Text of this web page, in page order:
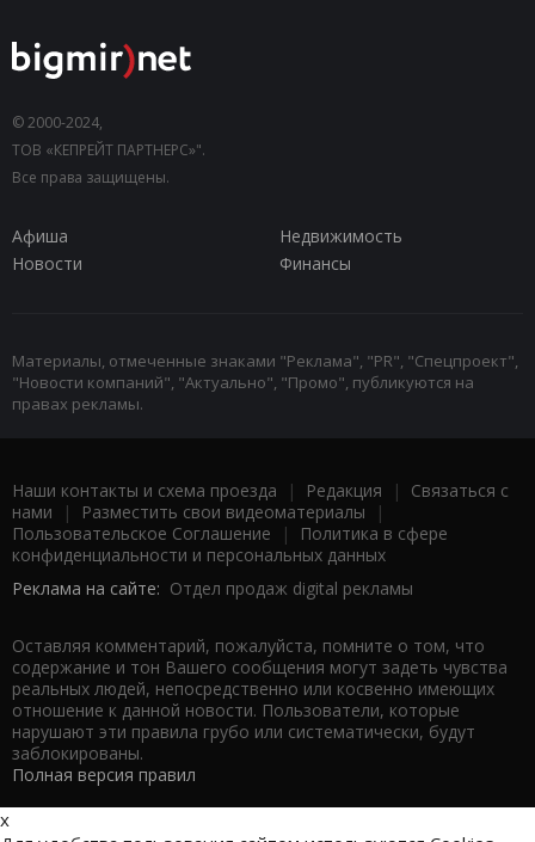
© 2000-2024,
ТОВ «КЕПРЕЙТ ПАРТНЕРС»".
Все права защищены.
Афиша
Недвижимость
Новости
Финансы
Материалы, отмеченные знаками "Реклама", "PR", "Спецпроект",
"Новости компаний", "Актуально", "Промо", публикуются на
правах рекламы.
Наши контакты и схема проезда | Редакция | Связаться с
нами | Разместить свои видеоматериалы |
Пользовательское Соглашение |
Политика в сфере
конфиденциальности и персональных данных
Реклама на сайте: Отдел продаж digital рекламы
Оставляя комментарий, пожалуйста, помните о том, что
содержание и тон Вашего сообщения могут задеть чувства
реальных людей, непосредственно или косвенно имеющих
отношение к данной новости. Пользователи, которые
нарушают эти правила грубо или систематически, будут
заблокированы.
Полная версия правил
x